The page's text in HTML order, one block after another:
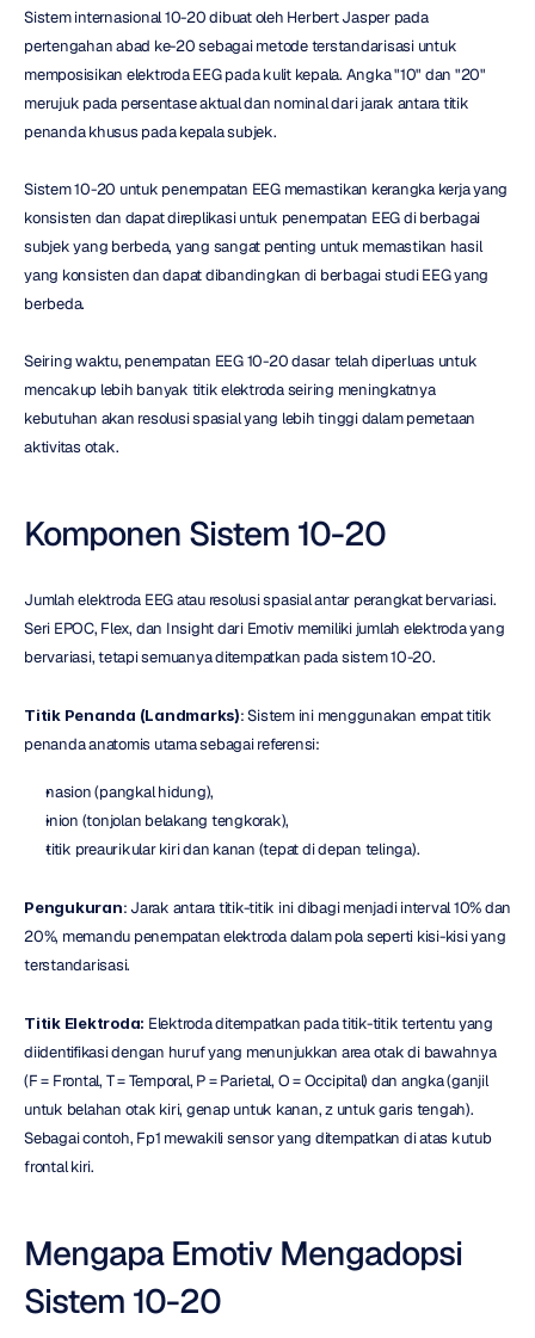
Sistem internasional 10-20 dibuat oleh Herbert Jasper pada
pertengahan abad ke-20 sebagai metode terstandarisasi untuk
memposisikan elektroda EEG pada kulit kepala. Angka "10" dan "20"
merujuk pada persentase aktual dan nominal dari jarak antara titik
penanda khusus pada kepala subjek.
Sistem 10-20 untuk penempatan EEG memastikan kerangka kerja yang
konsisten dan dapat direplikasi untuk penempatan EEG di berbagai
subjek yang berbeda, yang sangat penting untuk memastikan hasil
yang konsisten dan dapat dibandingkan di berbagai studi EEG yang
berbeda.
Seiring waktu, penempatan EEG 10-20 dasar telah diperluas untuk
mencakup lebih banyak titik elektroda seiring meningkatnya
kebutuhan akan resolusi spasial yang lebih tinggi dalam pemetaan
aktivitas otak.
Komponen Sistem 10-20
Jumlah elektroda EEG atau resolusi spasial antar perangkat bervariasi.
Seri EPOC, Flex, dan Insight dari Emotiv memiliki jumlah elektroda yang
bervariasi, tetapi semuanya ditempatkan pada sistem 10-20.
Titik Penanda (Landmarks): Sistem ini menggunakan empat titik
penanda anatomis utama sebagai referensi:
nasion (pangkal hidung),
inion (tonjolan belakang tengkorak),
titik preaurikular kiri dan kanan (tepat di depan telinga).
Pengukuran: Jarak antara titik-titik ini dibagi menjadi interval 10% dan
20%, memandu penempatan elektroda dalam pola seperti kisi-kisi yang
terstandarisasi.
Titik Elektroda: Elektroda ditempatkan pada titik-titik tertentu yang
diidentifikasi dengan huruf yang menunjukkan area otak di bawahnya
(F = Frontal, T = Temporal, P = Parietal, O = Occipital) dan angka (ganjil
untuk belahan otak kiri, genap untuk kanan, z untuk garis tengah).
Sebagai contoh, Fp1 mewakili sensor yang ditempatkan di atas kutub
frontal kiri.
Mengapa Emotiv Mengadopsi
Sistem 10-20